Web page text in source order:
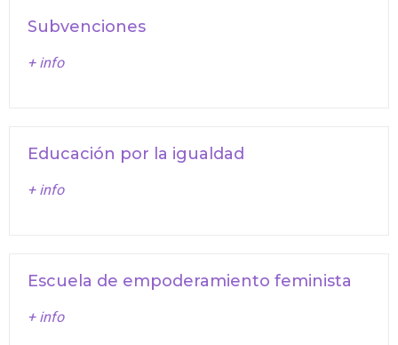
Subvenciones
+ info
Educación por la igualdad
+ info
Escuela de empoderamiento feminista
+ info